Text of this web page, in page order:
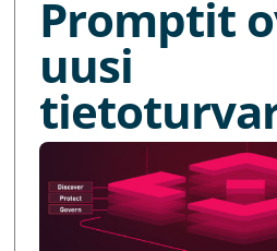
Promptit
uusi